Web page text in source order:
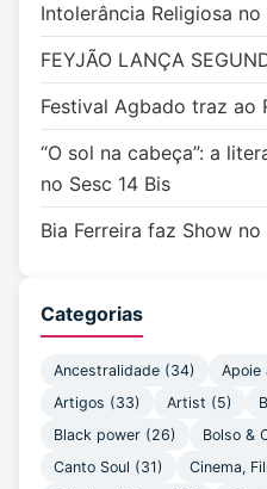
Intolerância Religiosa no
FEYJÃO LANÇA
Festival Agbado traz ao
“O sol na cabeça”: a
no Sesc 14 Bis
Bia Ferreira faz Show no
Categorias
Ancestralidade (34) Apoie
Artigos (33) Artist (5)
Black power (26) Bolso &
Canto Soul (31) Cinema,